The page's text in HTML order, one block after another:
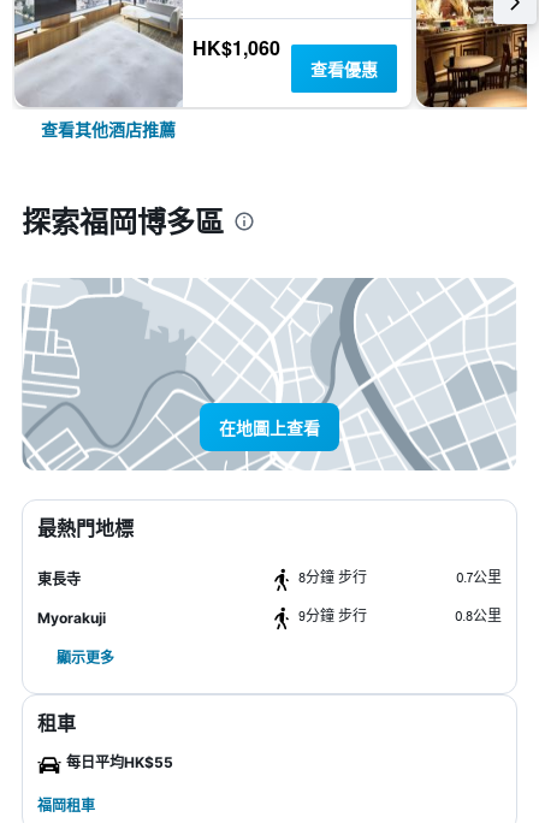
HK$1,060
查看優惠
查看其他酒店推薦
探索福岡博多區
在地圖上查看
最熱門地標
東長寺 8分鐘 步行 0.7公里
Myorakuji 9分鐘 步行 0.8公里
顯示更多
租車
每日平均HK$55
福岡租車